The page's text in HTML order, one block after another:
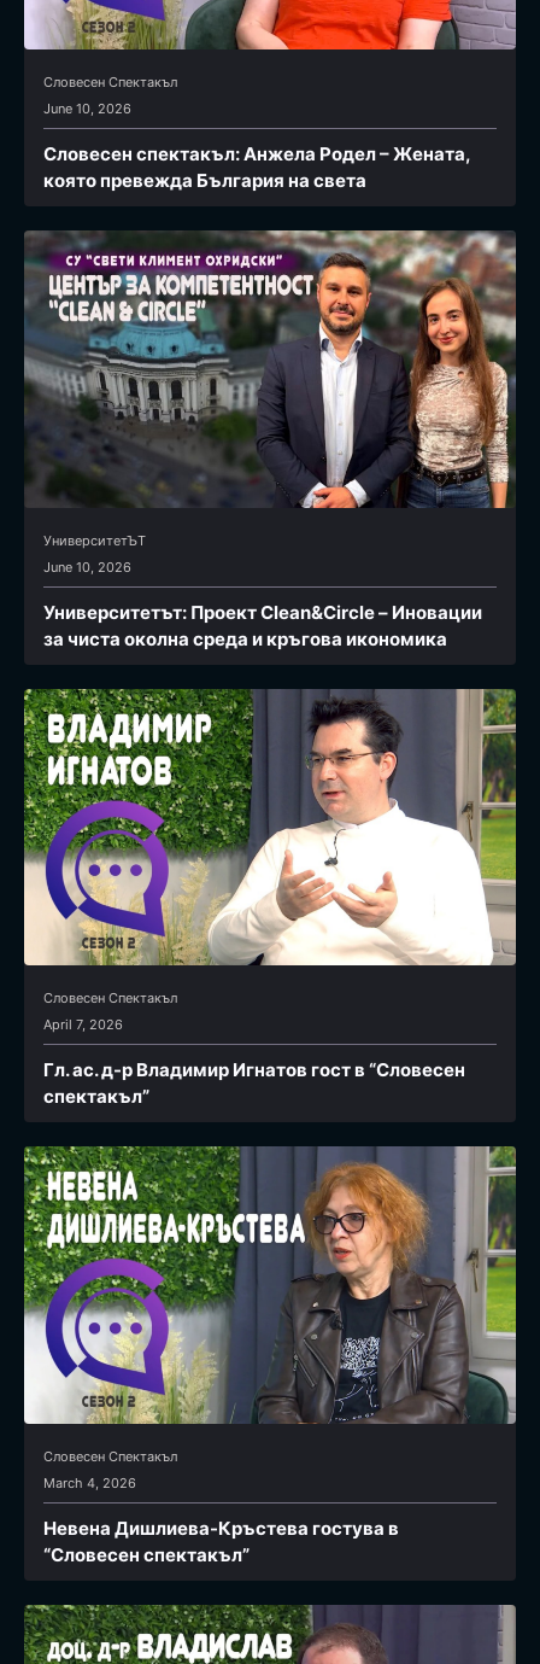
Словесен Спектакъл
June 10, 2026
Словесен спектакъл: Анжела Родел – Жената,
която превежда България на света
УниверситетЪТ
June 10, 2026
Университетът: Проект Clean&Circle – Иновации
за чиста околна среда и кръгова икономика
Словесен Спектакъл
April 7, 2026
Гл. ас. д-р Владимир Игнатов гост в “Словесен
спектакъл”
Словесен Спектакъл
March 4, 2026
Невена Дишлиева-Кръстева гостува в
“Словесен спектакъл”